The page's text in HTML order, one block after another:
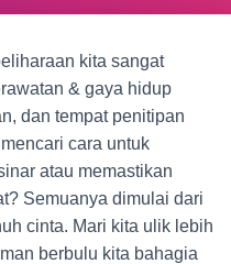
kita sangat
& gaya hidup
dan tempat penitipan
cara untuk
atau memastikan
Semuanya dimulai dari
cinta. Mari kita ulik lebih
berbulu kita bahagia